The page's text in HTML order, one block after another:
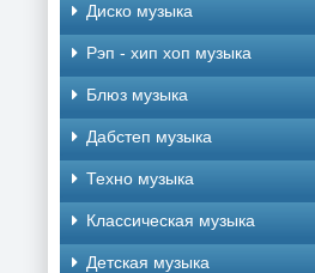
Диско музыка
Рэп - хип хоп музыка
Блюз музыка
Дабстеп музыка
Техно музыка
Классическая музыка
Детская музыка